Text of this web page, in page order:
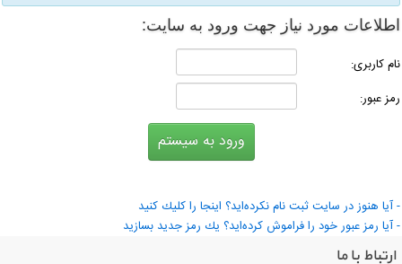
اطلاعات مورد نیاز جهت ورود به سایت:
نام كاربری:
رمز عبور:
- آیا هنوز در سایت ثبت نام نكرده‌اید؟ اینجا را كلیك كنید
- آیا رمز عبور خود را فراموش كرده‌اید؟ یك رمز جدید بسازید
ارتباط با ما